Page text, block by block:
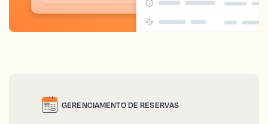
GERENCIAMENTO DE RESERVAS